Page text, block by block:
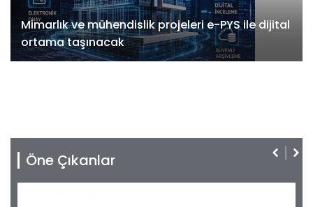
Mimarlık ve mühendislik projeleri e-PYS ile dijital
ortama taşınacak
Öne Çıkanlar